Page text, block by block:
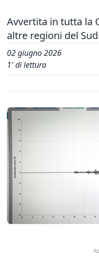
Avvertita in tutta la
altre regioni del Sud
02 giugno 2026
1' di lettura